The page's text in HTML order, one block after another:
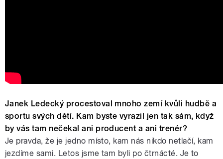
Janek Ledecký procestoval mnoho zemí kvůli hudbě a
sportu svých dětí. Kam byste vyrazil jen tak sám, když
by vás tam nečekal ani producent a ani trenér?
Je pravda, že je jedno místo, kam nás nikdo netlačí, kam
jezdíme sami. Letos jsme tam byli po čtrnácté. Je to